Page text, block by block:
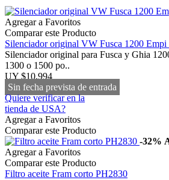
Agregar a Favoritos
Comparar este Producto
Silenciador original VW Fusca 1200 Empi
Silenciador original para Fusca y Ghia
1300 o 1500 po..
UY $10,994
Sin fecha prevista de entrada
Quiere verificar en la
tienda de USA?
Agregar a Favoritos
Comparar este Producto
-32%
Agregar a Favoritos
Comparar este Producto
Filtro aceite Fram corto PH2830